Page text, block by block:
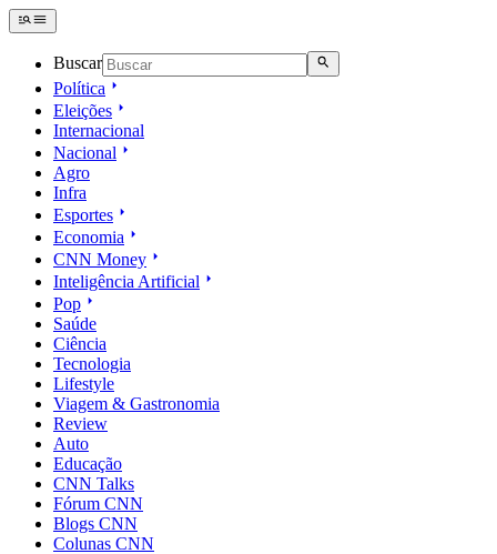
Buscar
Política
Eleições
Internacional
Nacional
Agro
Infra
Esportes
Economia
CNN Money
Inteligência Artificial
Pop
Saúde
Ciência
Tecnologia
Lifestyle
Viagem & Gastronomia
Review
Auto
Educação
CNN Talks
Fórum CNN
Blogs CNN
Colunas CNN